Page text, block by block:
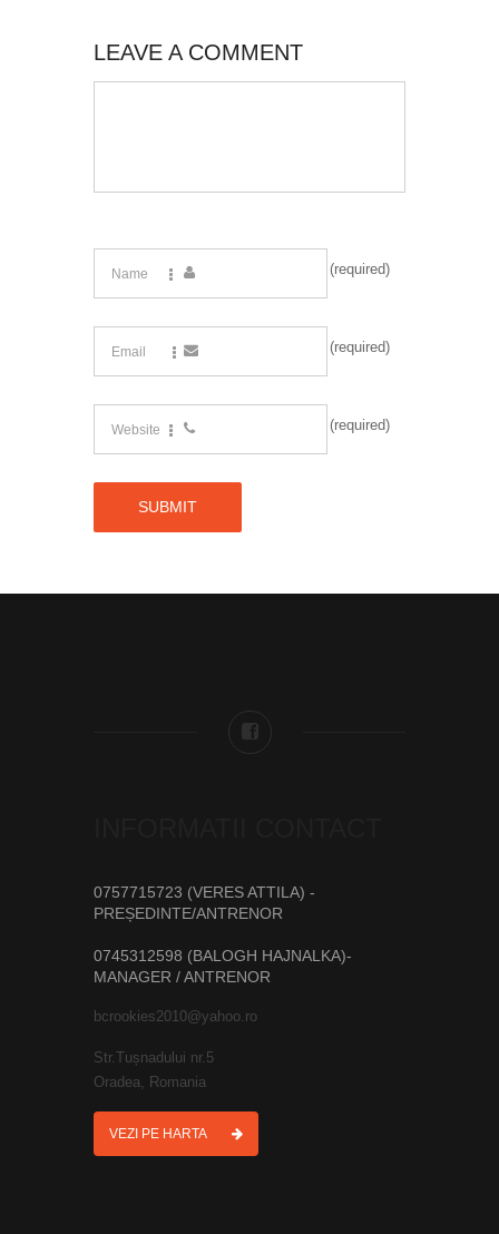
LEAVE A COMMENT
(required)
(required)
(required)
0757715723 (VERES ATTILA) -
PREȘEDINTE/ANTRENOR
0745312598 (BALOGH HAJNALKA)-
MANAGER / ANTRENOR
bcrookies2010@yahoo.ro
Str.Tușnadului nr.5
Oradea, Romania
VEZI PE HARTA